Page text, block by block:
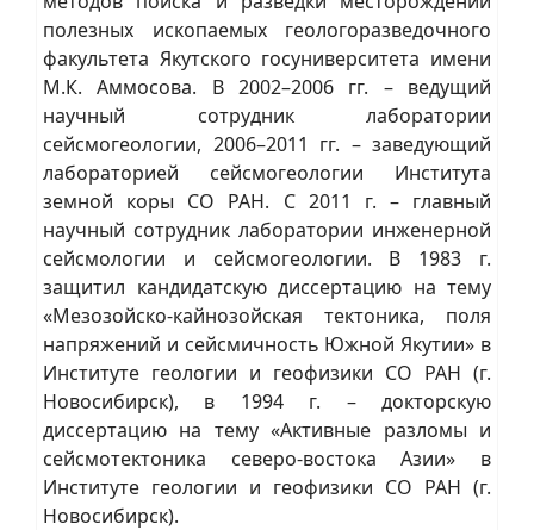
полезных ископаемых геологоразведочного
факультета Якутского госуниверситета имени
М.К. Аммосова. В 2002–2006 гг. – ведущий
научный сотрудник лаборатории
сейсмогеологии, 2006–2011 гг. – заведующий
лабораторией сейсмогеологии Института
земной коры СО РАН. С 2011 г. – главный
научный сотрудник лаборатории инженерной
сейсмологии и сейсмогеологии. В 1983 г.
защитил кандидатскую диссертацию на тему
«Мезозойско-кайнозойская тектоника, поля
напряжений и сейсмичность Южной Якутии» в
Институте геологии и геофизики СО РАН (г.
Новосибирск), в 1994 г. – докторскую
диссертацию на тему «Активные разломы и
сейсмотектоника северо-востока Азии» в
Институте геологии и геофизики СО РАН (г.
Новосибирск).